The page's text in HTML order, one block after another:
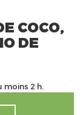
COCO,
DE
moins 2 h.